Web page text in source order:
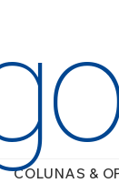
COLUNAS &